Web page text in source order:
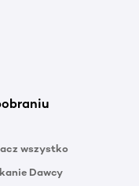
wszystko
Dawcy